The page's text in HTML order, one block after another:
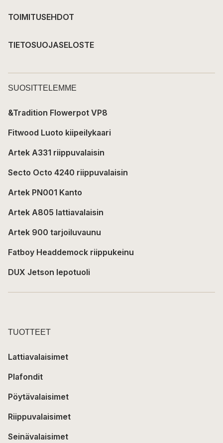
TOIMITUSEHDOT
TIETOSUOJASELOSTE
SUOSITTELEMME
&Tradition Flowerpot VP8
Fitwood Luoto kiipeilykaari
Artek A331 riippuvalaisin
Secto Octo 4240 riippuvalaisin
Artek PN001 Kanto
Artek A805 lattiavalaisin
Artek 900 tarjoiluvaunu
Fatboy Headdemock riippukeinu
DUX Jetson lepotuoli
TUOTTEET
Lattiavalaisimet
Plafondit
Pöytävalaisimet
Riippuvalaisimet
Seinävalaisimet